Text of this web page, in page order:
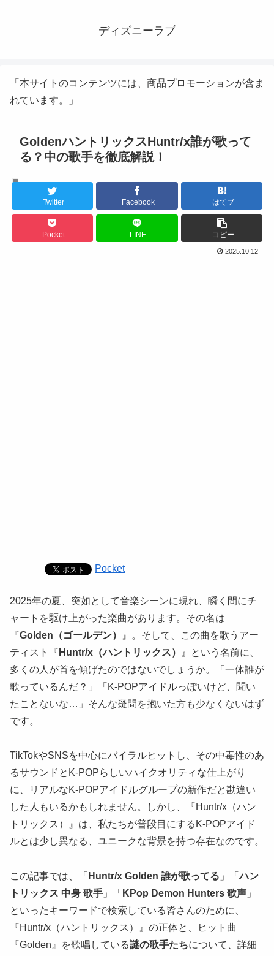
ディズニーラブ
「本サイトのコンテンツには、商品プロモーションが含ま
れています。」
GoldenハントリックスHuntr/x誰が歌って
る？中の歌手を徹底解説！
Twitter Facebook はてブ
Pocket LINE コピー
2025.10.12
Pocket
2025年の夏、突如として音楽シーンに現れ、瞬く間にチ
ャートを駆け上がった楽曲があります。その名は
『Golden（ゴールデン）
』。そして、この曲を歌うアー
ティスト『 Huntr/x（ハントリックス）
』という名前に、
多くの人が首を傾げたのではないでしょうか。「一体誰が
歌っているんだ？」「K-POPアイドルっぽいけど、聞い
たことないな…」そんな疑問を抱いた方も少なくないはず
です。
TikTokやSNSを中心にバイラルヒットし、その中毒性のあ
るサウンドとK-POPらしいハイクオリティな仕上がり
に、リアルなK-POPアイドルグループの新作だと勘違い
した人もいるかもしれません。しかし、『Huntr/x（ハン
トリックス）』は、私たちが普段目にするK-POPアイド
ルとは少し異なる、ユニークな背景を持つ存在なのです。
この記事では、「 Huntr/x Golden 誰が歌ってる 」「ハン
トリックス 中身 歌手 」「 KPop Demon Hunters 歌声 」
といったキーワードで検索している皆さんのために、
『Huntr/x（ハントリックス）』の正体と、ヒット曲
『Golden』を歌唱している謎の歌手たちについて、詳細